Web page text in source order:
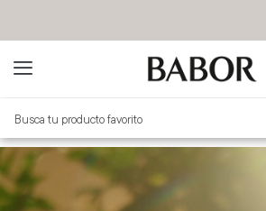
TIENDA OFICIAL